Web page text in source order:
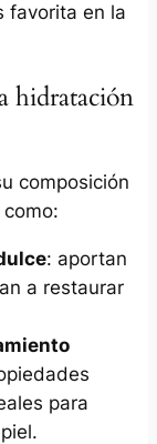
favorita en la
hidratación
composición
: aportan
a restaurar
para